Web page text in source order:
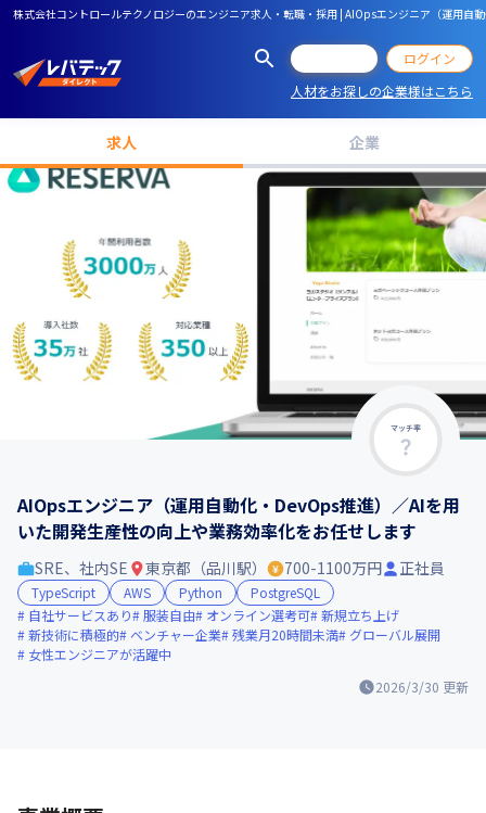
株式会社コントロールテクノロジーのエンジニア求人・転職・採用 | AIOpsエンジニア（運用
ログイン
人材をお探しの企業様はこちら
求人 企業
マッチ率
AIOpsエンジニア（運用自動化・DevOps推進）／AIを用
いた開発生産性の向上や業務効率化をお任せします
2026/3/30 更新
SRE、社内SE 東京都（品川駅） 700-1100万円 正社員
TypeScript AWS Python
PostgreSQL
自社サービスあり
服装自由 オンライン選考可 新規立ち上げ
新技術に積極的
ベンチャー企業 残業月20時間未満
グローバル展開
女性エンジニアが活躍中